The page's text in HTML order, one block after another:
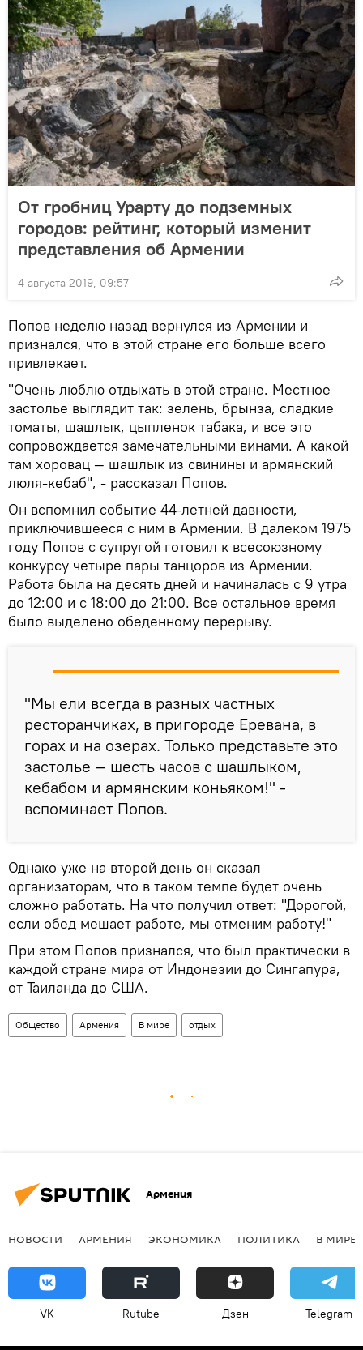
От гробниц Урарту до подземных
городов: рейтинг, который изменит
представления об Армении
4 августа 2019, 09:57
Попов неделю назад вернулся из Армении и
признался, что в этой стране его больше всего
привлекает.
"Очень люблю отдыхать в этой стране. Местное
застолье выглядит так: зелень, брынза, сладкие
томаты, шашлык, цыпленок табака, и все это
сопровождается замечательными винами. А какой
там хоровац — шашлык из свинины и армянский
люля-кебаб", - рассказал Попов.
Он вспомнил событие 44-летней давности,
приключившееся с ним в Армении. В далеком 1975
году Попов с супругой готовил к всесоюзному
конкурсу четыре пары танцоров из Армении.
Работа была на десять дней и начиналась с 9 утра
до 12:00 и с 18:00 до 21:00. Все остальное время
было выделено обеденному перерыву.
"Мы ели всегда в разных частных
ресторанчиках, в пригороде Еревана, в
горах и на озерах. Только представьте это
застолье — шесть часов с шашлыком,
кебабом и армянским коньяком!" -
вспоминает Попов.
Однако уже на второй день он сказал
организаторам, что в таком темпе будет очень
сложно работать. На что получил ответ: "Дорогой,
если обед мешает работе, мы отменим работу!"
При этом Попов признался, что был практически в
каждой стране мира от Индонезии до Сингапура,
от Таиланда до США.
Общество Армения В мире отдых
Армения
НОВОСТИ АРМЕНИЯ ЭКОНОМИКА ПОЛИТИКА В МИРЕ
VK Rutube Дзен Telegram